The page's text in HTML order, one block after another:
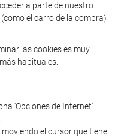
a parte de nuestro
el carro de la compra)
las cookies es muy
habituales:
'Opciones de Internet'
el cursor que tiene